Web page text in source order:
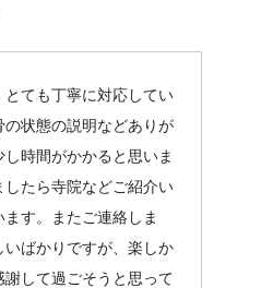
とても丁寧に対応してい
の状態の説明などありが
時間がかかると思いま
たら寺院などご紹介い
す。またご連絡しま
ばかりですが、楽しか
謝して過ごそうと思って